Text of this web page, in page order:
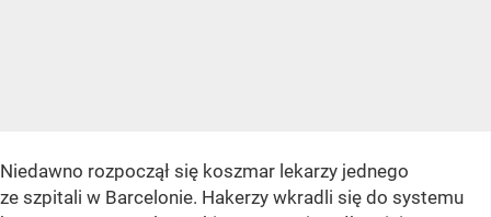
Niedawno rozpoczął się koszmar lekarzy jednego
ze szpitali w Barcelonie. Hakerzy wkradli się do systemu